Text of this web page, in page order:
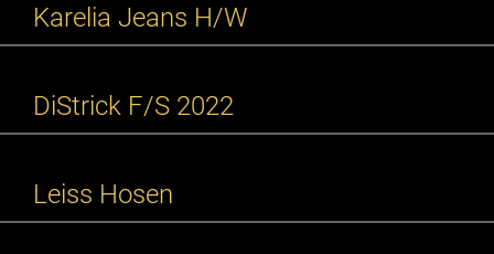
Karelia Jeans H/W
DiStrick F/S 2022
Leiss Hosen